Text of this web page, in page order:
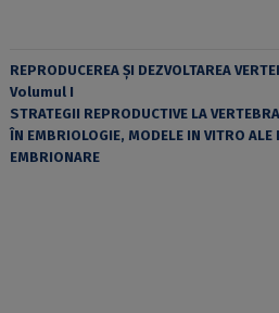
REPRODUCEREA ȘI DEZVOLTAREA
Volumul I
STRATEGII REPRODUCTIVE LA
ÎN EMBRIOLOGIE, MODELE IN VITRO ALE
EMBRIONARE